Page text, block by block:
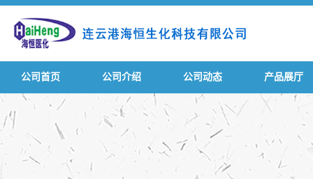
公司首页 公司介绍 公司动态 产品展厅